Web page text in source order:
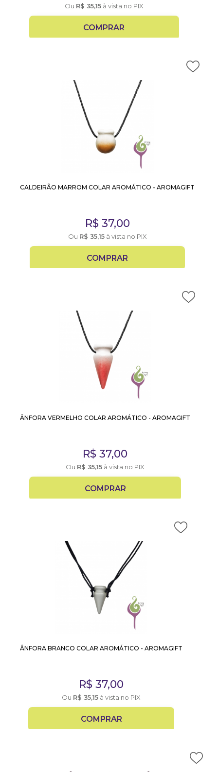
Ou R$ 35,15à vista no PIX
COMPRAR
CALDEIRÃO MARROM COLAR AROMÁTICO - AROMAGIFT
R$ 37,00
Ou R$ 35,15à vista no PIX
COMPRAR
ÂNFORA VERMELHO COLAR AROMÁTICO - AROMAGIFT
R$ 37,00
Ou R$ 35,15 à vista no PIX
COMPRAR
ÂNFORA BRANCO COLAR AROMÁTICO - AROMAGIFT
R$ 37,00
Ou R$ 35,15 à vista no PIX
COMPRAR